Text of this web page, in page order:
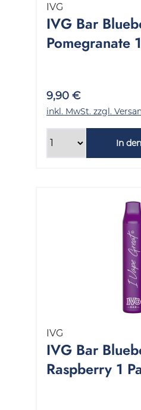
IVG
IVG Bar
Pomegranate
9,90 €
inkl. MwSt. zzgl.
In
IVG
IVG Bar
Raspberry 1